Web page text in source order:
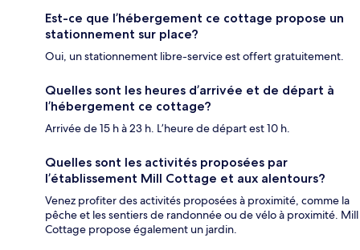
Est-ce que l’hébergement ce cottage propose un
stationnement sur place?
Oui, un stationnement libre-service est offert gratuitement.
Quelles sont les heures d’arrivée et de départ à
l’hébergement ce cottage?
Arrivée de 15 h à 23 h. L’heure de départ est 10 h.
Quelles sont les activités proposées par
l’établissement Mill Cottage et aux alentours?
Venez profiter des activités proposées à proximité, comme la
pêche et les sentiers de randonnée ou de vélo à proximité. Mill
Cottage propose également un jardin.